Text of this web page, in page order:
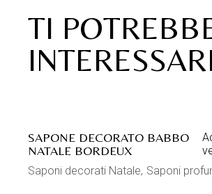
TI
SAPONE DECORATO BABBO
NATALE BORDEUX
Saponi decorati Natale Saponi